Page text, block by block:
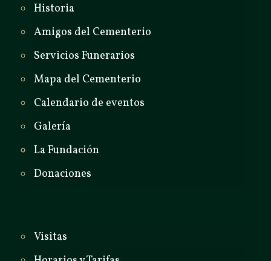
Historia
Amigos del Cementerio
Servicios Funerarios
Mapa del Cementerio
Calendario de eventos
Galería
La Fundación
Donaciones
Visitas